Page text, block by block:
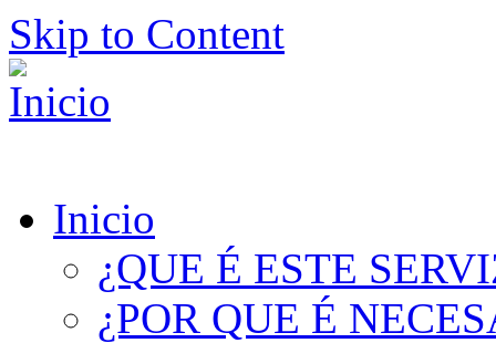
Skip to Content
Inicio
¿QUE É ESTE
¿POR QUE É